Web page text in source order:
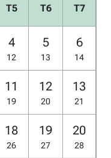
T5 T6 T7
4
12
5
13
6
14
11
19
12
20
13
21
18
26
19
27
20
28